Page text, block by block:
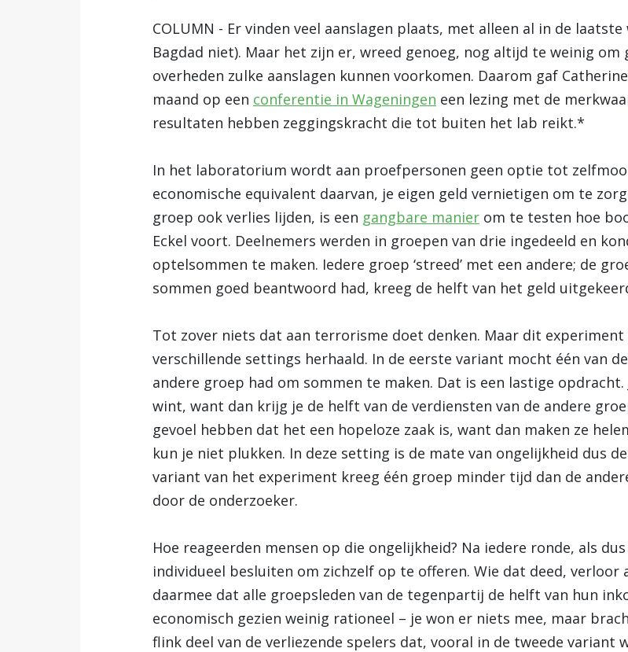
COLUMN - Er vinden veel aanslagen plaats, met alleen al in de
Bagdad niet). Maar het zijn er, wreed genoeg, nog altijd te weinig om
overheden zulke aanslagen kunnen voorkomen. Daarom gaf
maand op een conferentie in Wageningen een lezing met de
resultaten hebben zeggingskracht die tot buiten het lab reikt.*
In het laboratorium wordt aan proefpersonen geen optie tot
economische equivalent daarvan, je eigen geld vernietigen om te
groep ook verlies lijden, is een gangbare manier om te testen hoe
Eckel voort. Deelnemers werden in groepen van drie ingedeeld en
optelsommen te maken. Iedere groep ‘streed’ met een andere; de
sommen goed beantwoord had, kreeg de helft van het geld
Tot zover niets dat aan terrorisme doet denken. Maar dit
verschillende settings herhaald. In de eerste variant mocht één van
andere groep had om sommen te maken. Dat is een lastige
wint, want dan krijg je de helft van de verdiensten van de andere
gevoel hebben dat het een hopeloze zaak is, want dan maken ze
kun je niet plukken. In deze setting is de mate van ongelijkheid dus
variant van het experiment kreeg één groep minder tijd dan de
door de onderzoeker.
Hoe reageerden mensen op die ongelijkheid? Na iedere ronde, als
individueel besluiten om zichzelf op te offeren. Wie dat deed,
daarmee dat alle groepsleden van de tegenpartij de helft van hun
economisch gezien weinig rationeel – je won er niets mee, maar
flink deel van de verliezende spelers dat, vooral in de tweede variant